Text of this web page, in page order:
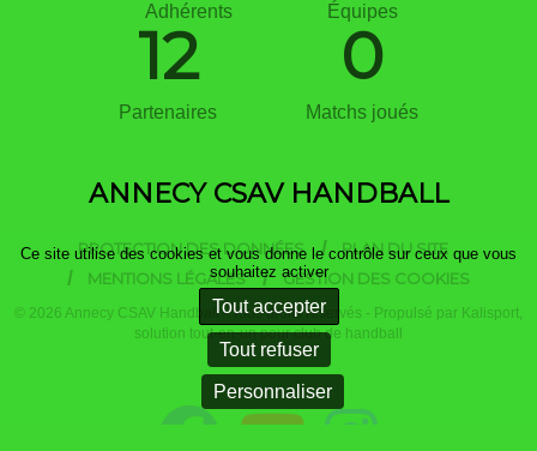
Adhérents Équipes
12
Partenaires
0
Matchs joués
ANNECY CSAV HANDBALL
PROTECTION DES DONNÉES
PLAN DU SITE
MENTIONS LÉGALES
GESTION DES COOKIES
© 2026 Annecy CSAV Handball - Tous droits réservés - Propulsé par Kalisport,
solution tout-en-un pour club de handball
Ce site utilise des cookies et vous donne le contrôle sur ceux que vous
souhaitez activer
Tout accepter
Tout refuser
Personnaliser